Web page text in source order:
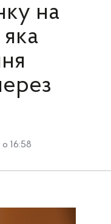
на
яка
16:58